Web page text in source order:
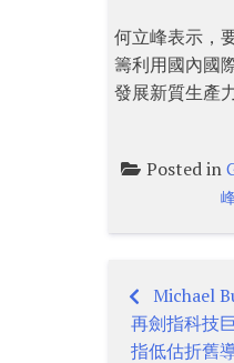
何立峰表示，
籌利用國內國
發展新質生產
Posted in
Post
Michael
再劍指科技
指低估折舊